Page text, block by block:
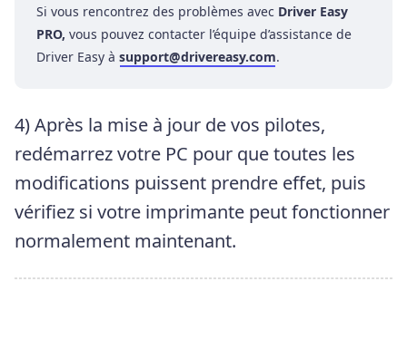
Si vous rencontrez des problèmes avec Driver Easy
PRO, vous pouvez contacter l’équipe d’assistance de
Driver Easy à support@drivereasy.com.
4) Après la mise à jour de vos pilotes,
redémarrez votre PC pour que toutes les
modifications puissent prendre effet, puis
vérifiez si votre imprimante peut fonctionner
normalement maintenant.